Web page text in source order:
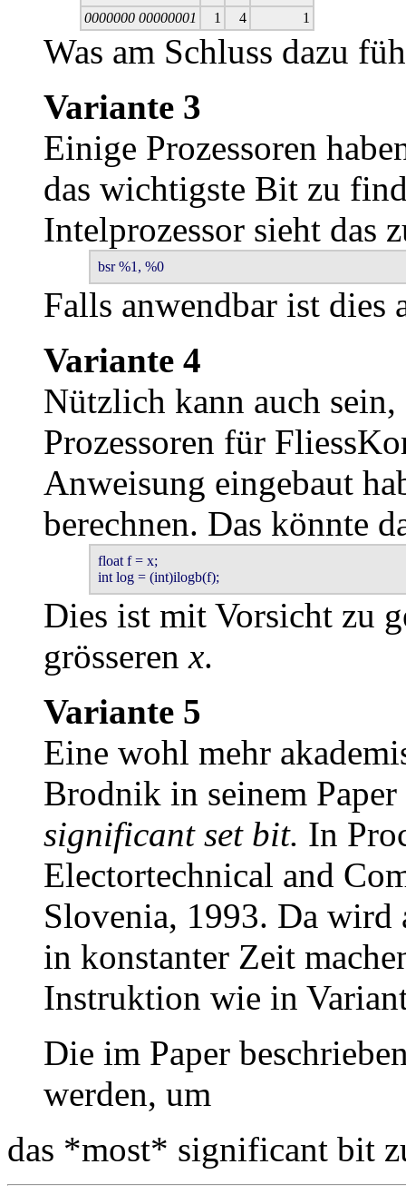
0000000 00000001
1 4 1
Was am Schluss dazu
Variante 3
Einige Prozessoren
das wichtigste Bit zu
Intelprozessor sieht das
bsr %1, %0
Falls anwendbar ist dies
Variante 4
Nützlich kann auch sein,
Prozessoren für
Anweisung eingebaut
berechnen. Das könnte
float f = x;
int log = (int)ilogb(f);
Dies ist mit Vorsicht zu
grösserenx.
Variante 5
Eine wohl mehr
Brodnik in seinem Paper
significant set bit. In
Electortechnical and
Slovenia, 1993. Da wird
in konstanter Zeit
Instruktion wie in
Die im Paper
werden, um
das *most* significant bit